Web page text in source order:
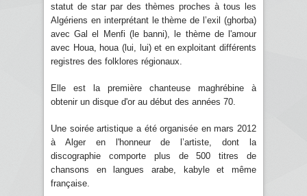
statut de star par des thèmes proches à tous les
Algériens en interprétant le thème de l’exil (ghorba)
avec Gal el Menfi (le banni), le thème de l'amour
avec Houa, houa (lui, lui) et en exploitant différents
registres des folklores régionaux.
Elle est la première chanteuse maghrébine à
obtenir un disque d'or au début des années 70.
Une soirée artistique a été organisée en mars 2012
à Alger en l'honneur de l’artiste, dont la
discographie comporte plus de 500 titres de
chansons en langues arabe, kabyle et même
française.